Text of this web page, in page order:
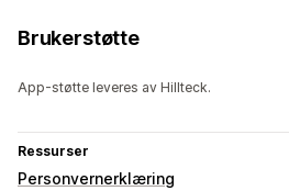
Brukerstøtte
App-støtte leveres av Hillteck.
Ressurser
Personvernerklæring